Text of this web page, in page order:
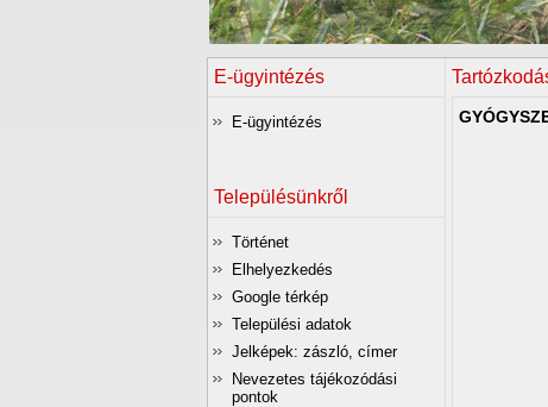
E-ügyintézés
E-ügyintézés
Településünkről
Történet
Elhelyezkedés
Google térkép
Települési adatok
Jelképek: zászló, címer
Nevezetes tájékozódási
pontok